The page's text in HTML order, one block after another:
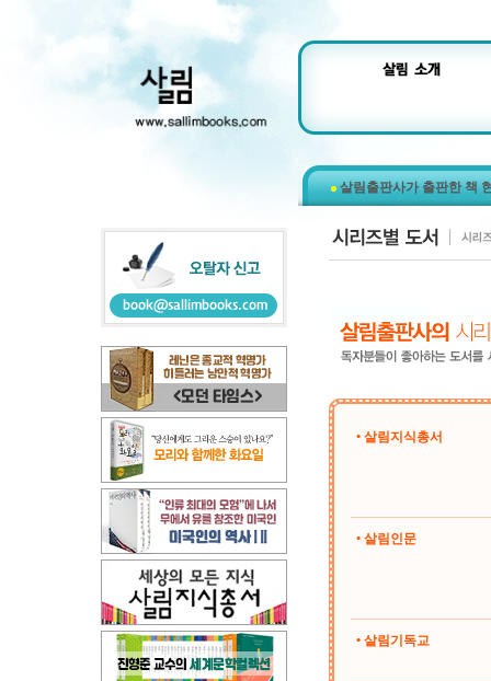
살림출판사가 출판한 책
• 살림지식총서
• 살림인문
• 살림기독교